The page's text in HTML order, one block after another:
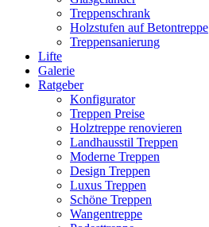
Treppenschrank
Holzstufen auf Betontreppe
Treppensanierung
Lifte
Galerie
Ratgeber
Konfigurator
Treppen Preise
Holztreppe renovieren
Landhausstil Treppen
Moderne Treppen
Design Treppen
Luxus Treppen
Schöne Treppen
Wangentreppe